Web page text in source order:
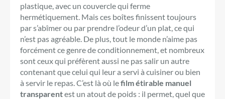
plastique, avec un couvercle qui ferme
hermétiquement. Mais ces boîtes finissent toujours
par s’abîmer ou par prendre l’odeur d’un plat, ce qui
n’est pas agréable. De plus, tout le monde n’aime pas
forcément ce genre de conditionnement, et nombreux
sont ceux qui préfèrent aussi ne pas salir un autre
contenant que celui qui leur a servi à cuisiner ou bien
à servir le repas. C’est là où lefilm étirable manuel
transparentest un atout de poids : il permet, quel que